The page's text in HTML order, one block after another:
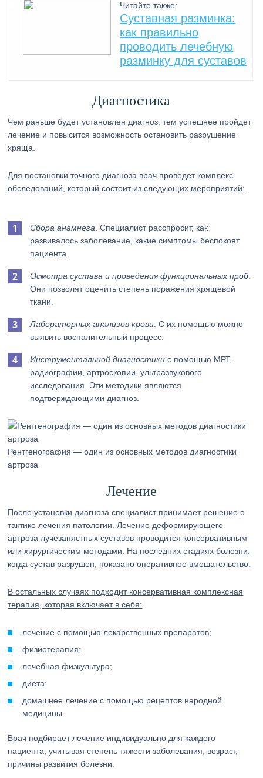
Читайте также:
Суставная разминка:
как правильно
проводить лечебную
разминку для суставов
Диагностика
Чем раньше будет установлен диагноз, тем успешнее пройдет
лечение и повысится возможность остановить разрушение
хряща.
Для постановки точного диагноза врач проведет комплекс
обследований, который состоит из следующих мероприятий:
Сбора анамнеза . Специалист расспросит, как
развивалось заболевание, какие симптомы беспокоят
пациента.
Осмотра сустава и проведения функциональных проб.
Они позволят оценить степень поражения хрящевой
ткани.
Лабораторных анализов крови . С их помощью можно
выявить воспалительный процесс.
Инструментальной диагностики с помощью МРТ,
радиографии, артроскопии, ультразвукового
исследования. Эти методики являются
подтверждающими диагноз.
Рентгенография — один из основных методов диагностики
артроза
Лечение
После установки диагноза специалист принимает решение о
тактике лечения патологии. Лечение деформирующего
артроза лучезапястных суставов проводится консервативным
или хирургическим методами. На последних стадиях болезни,
когда сустав разрушен, показано оперативное вмешательство.
В остальных случаях подходит консервативная комплексная
терапия, которая включает в себя:
лечение с помощью лекарственных препаратов;
физиотерапия;
лечебная физкультура;
диета;
домашнее лечение с помощью рецептов народной
медицины.
Врач подбирает лечение индивидуально для каждого
пациента, учитывая степень тяжести заболевания, возраст,
причины развития болезни.